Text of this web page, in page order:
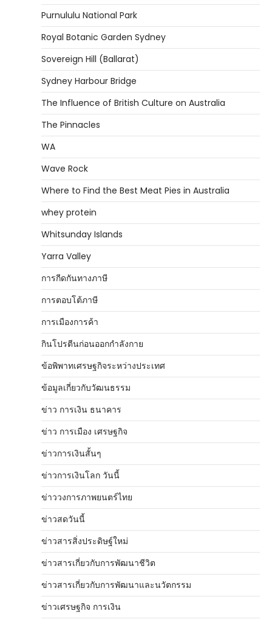
Purnululu National Park
Royal Botanic Garden Sydney
Sovereign Hill (Ballarat)
Sydney Harbour Bridge
The Influence of British Culture on Australia
The Pinnacles
WA
Wave Rock
Where to Find the Best Meat Pies in Australia
whey protein
Whitsunday Islands
Yarra Valley
การกีดกันทางภาษี
การตอบโต้ภาษี
การเมืองการค้า
กินโปรตีนก่อนออกกำลังกาย
ข้อพิพาทเศรษฐกิจระหว่างประเทศ
ข้อมูลเกี่ยวกับวัฒนธรรม
ข่าว การเงิน ธนาคาร
ข่าว การเมือง เศรษฐกิจ
ข่าวการเงินสั้นๆ
ข่าวการเงินโลก วันนี้
ข่าววงการภาพยนตร์ไทย
ข่าวสดวันนี้
ข่าวสารสิ่งประดิษฐ์ใหม่
ข่าวสารเกี่ยวกับการพัฒนาชีวิต
ข่าวสารเกี่ยวกับการพัฒนาและนวัตกรรม
ข่าวเศรษฐกิจ การเงิน